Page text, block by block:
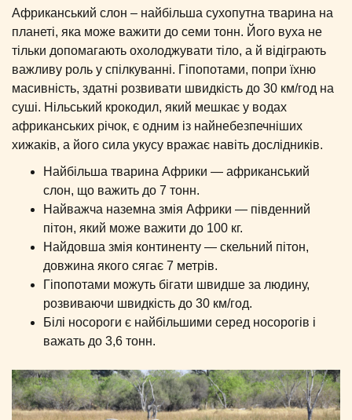
Африканський слон – найбільша сухопутна тварина на
планеті, яка може важити до семи тонн. Його вуха не
тільки допомагають охолоджувати тіло, а й відіграють
важливу роль у спілкуванні. Гіпопотами, попри їхню
масивність, здатні розвивати швидкість до 30 км/год на
суші. Нільський крокодил, який мешкає у водах
африканських річок, є одним із найнебезпечніших
хижаків, а його сила укусу вражає навіть дослідників.
Найбільша тварина Африки — африканський
слон, що важить до 7 тонн.
Найважча наземна змія Африки — південний
пітон, який може важити до 100 кг.
Найдовша змія континенту — скельний пітон,
довжина якого сягає 7 метрів.
Гіпопотами можуть бігати швидше за людину,
розвиваючи швидкість до 30 км/год.
Білі носороги є найбільшими серед носорогів і
важать до 3,6 тонн.